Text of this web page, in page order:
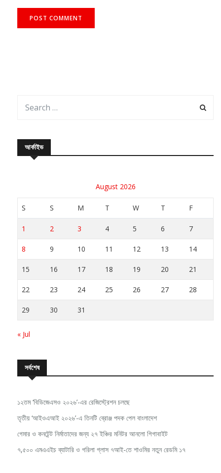
আর্কাইভ
August 2026
S S M T W T F
1 2 3 4 5 6 7
8 9 10 11 12 13 14
15 16 17 18 19 20 21
22 23 24 25 26 27 28
29 30 31
« Jul
সর্বশেষ
১২তম ‘বিডিজেএসও ২০২৬’-এর রেজিস্ট্রেশন চলছে
তৃতীয় ‘আইওএআই ২০২৬’-এ তিনটি ব্রোঞ্জ পদক পেল বাংলাদেশ
গেমার ও কনটেন্ট নির্মাতাদের জন্য ২৭ ইঞ্চির মনিটর আনলো গিগাবাইট
৭,৫০০ এমএএইচ ব্যাটারি ও গরিলা গ্লাস ৭আই-তে শাওমির নতুন রেডমি ১৭